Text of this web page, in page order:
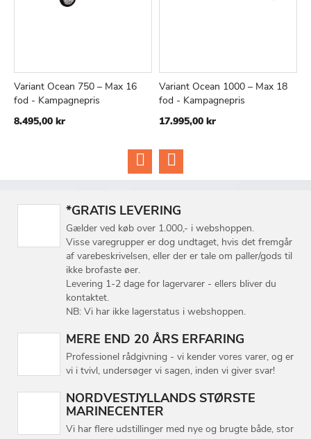
Læg i kurv SAMMENLIGN
Variant Ocean 750 – Max 16
fod - Kampagnepris
8.495,00 kr
Læg i kurv
Variant Ocean 1000 – Max 18
fod - Kampagnepris
17.995,00 kr
*GRATIS LEVERING
Gælder ved køb over 1.000,- i webshoppen.
Visse varegrupper er dog undtaget, hvis det fremgår
af varebeskrivelsen, eller der er tale om paller/gods til
ikke brofaste øer.
Levering 1-2 dage for lagervarer - ellers bliver du
kontaktet.
NB: Vi har ikke lagerstatus i webshoppen.
MERE END 20 ÅRS ERFARING
Professionel rådgivning - vi kender vores varer, og er
vi i tvivl, undersøger vi sagen, inden vi giver svar!
NORDVESTJYLLANDS STØRSTE
MARINECENTER
Vi har flere udstillinger med nye og brugte både, stor